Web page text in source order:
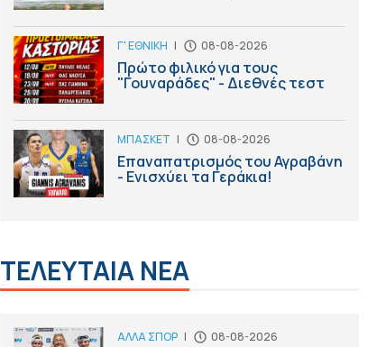
Γ' ΕΘΝΙΚΗ | 08-08-2026
Πρώτο φιλικό για τους
"Γουναράδες" - Διεθνές τεστ
ΜΠΑΣΚΕΤ | 08-08-2026
Επαναπατρισμός του Αγραβάνη
- Ενισχύει τα Γεράκια!
ΤΕΛΕΥΤΑΙΑ ΝΕΑ
ΑΛΛΑ ΣΠΟΡ | 08-08-2026